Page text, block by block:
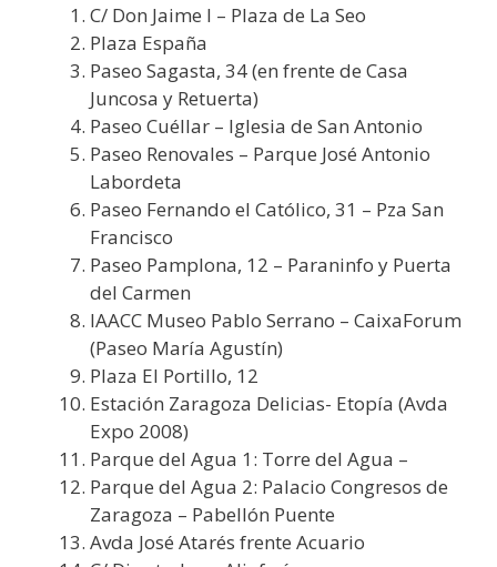
C/ Don Jaime I – Plaza de La Seo
Plaza España
Paseo Sagasta, 34 (en frente de Casa
Juncosa y Retuerta)
Paseo Cuéllar – Iglesia de San Antonio
Paseo Renovales – Parque José Antonio
Labordeta
Paseo Fernando el Católico, 31 – Pza San
Francisco
Paseo Pamplona, 12 – Paraninfo y Puerta
del Carmen
IAACC Museo Pablo Serrano – CaixaForum
(Paseo María Agustín)
Plaza El Portillo, 12
Estación Zaragoza Delicias- Etopía (Avda
Expo 2008)
Parque del Agua 1: Torre del Agua –
Parque del Agua 2: Palacio Congresos de
Zaragoza – Pabellón Puente
Avda José Atarés frente Acuario